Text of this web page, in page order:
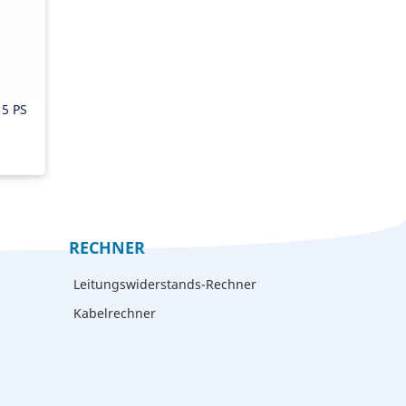
PS
RECHNER
Leitungswiderstands-Rechner
Kabelrechner